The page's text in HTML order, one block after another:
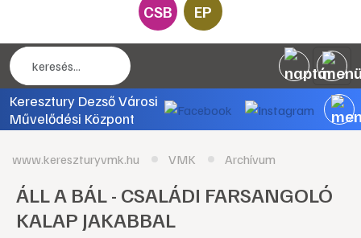
CSB
EP
Keresztury Dezső Városi
Művelődési Központ
www.kereszturyvmk.hu VMK Archívum
ÁLL A BÁL - CSALÁDI FARSANGOLÓ
KALAP JAKABBAL